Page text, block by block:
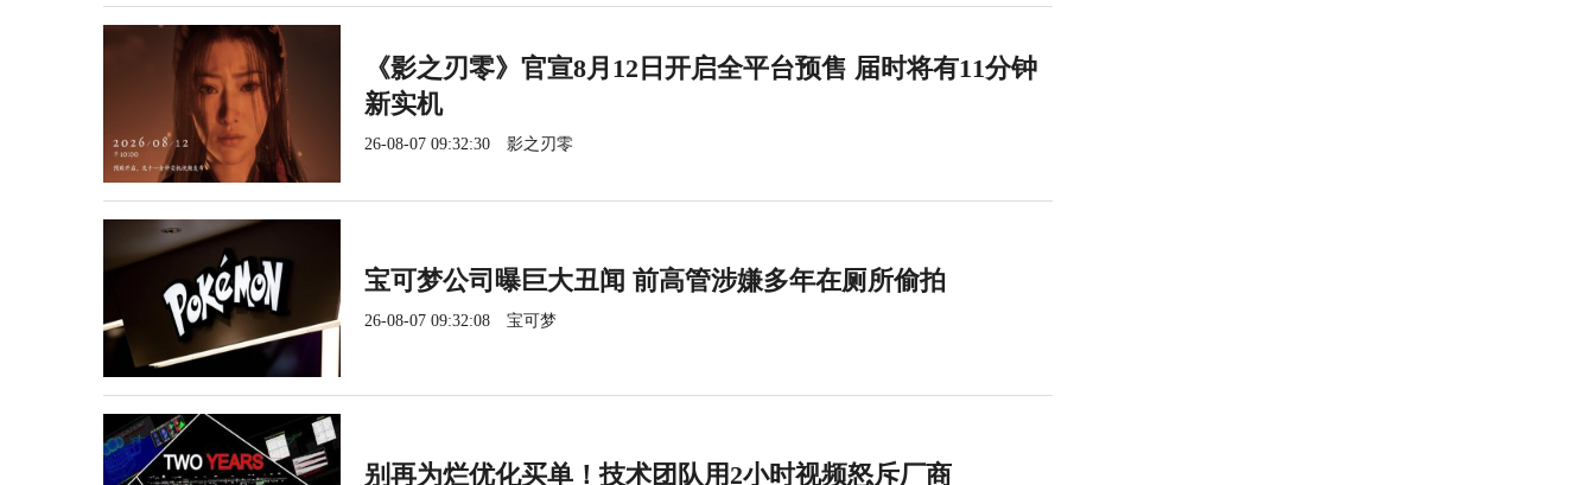
《影之刃零》官宣8月12日开启全平台预售 届时将有11分钟
新实机
26-08-07 09:32:30 影之刃零
宝可梦公司曝巨大丑闻 前高管涉嫌多年在厕所偷拍
26-08-07 09:32:08 宝可梦
别再为烂优化买单！技术团队用2小时视频怒斥厂商